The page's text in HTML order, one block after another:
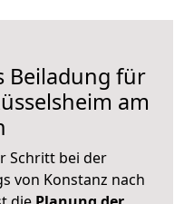
Beiladung für
am
Schritt bei der
von Konstanz nach